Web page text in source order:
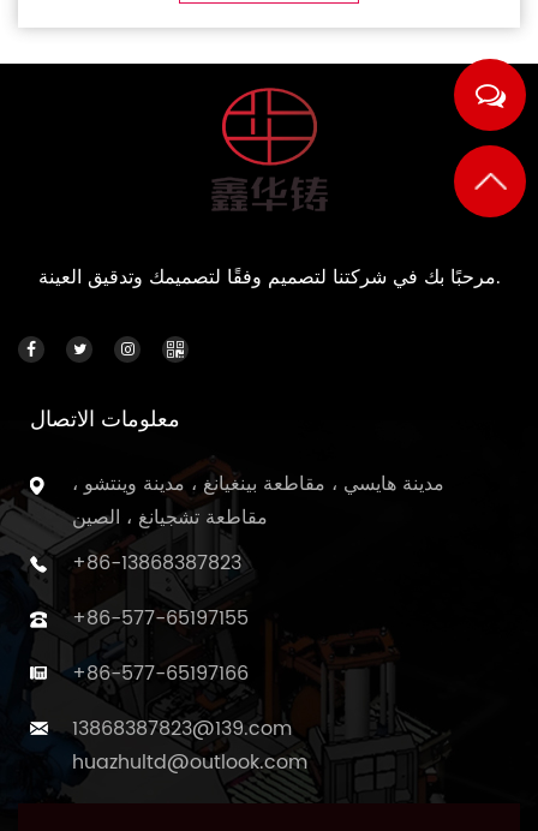
مرحبًا بك في شركتنا لتصميم وفقًا لتصميمك وتدقيق العينة.
معلومات الاتصال
مدينة هايسي ، مقاطعة بينغيانغ ، مدينة وينتشو ،
مقاطعة تشجيانغ ، الصين
+86-13868387823
+86-577-65197155
+86-577-65197166
13868387823@139.com
huazhultd@outlook.com